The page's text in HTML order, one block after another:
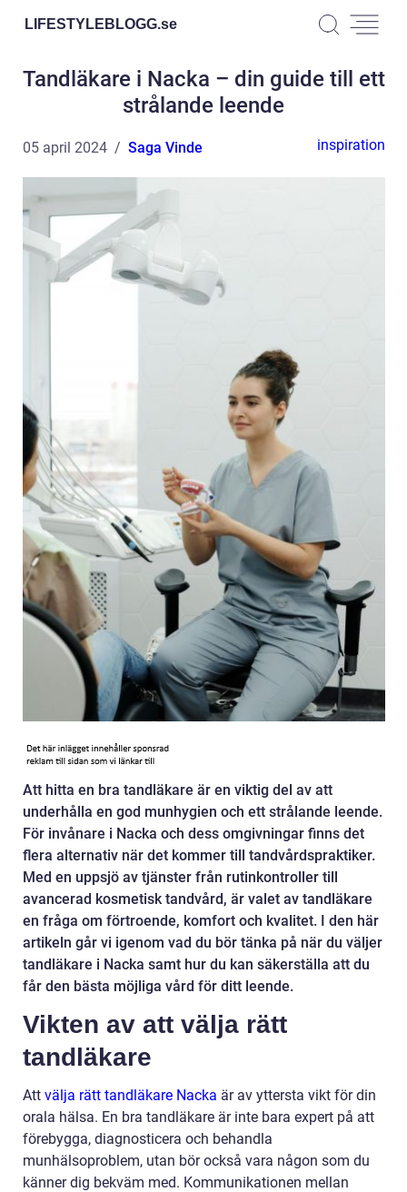
LIFESTYLEBLOGG.se
Tandläkare i Nacka – din guide till ett
strålande leende
05 april 2024 Saga Vinde inspiration
Att hitta en bra tandläkare är en viktig del av att
underhålla en god munhygien och ett strålande leende.
För invånare i Nacka och dess omgivningar finns det
flera alternativ när det kommer till tandvårdspraktiker.
Med en uppsjö av tjänster från rutinkontroller till
avancerad kosmetisk tandvård, är valet av tandläkare
en fråga om förtroende, komfort och kvalitet. I den här
artikeln går vi igenom vad du bör tänka på när du väljer
tandläkare i Nacka samt hur du kan säkerställa att du
får den bästa möjliga vård för ditt leende.
Vikten av att välja rätt
tandläkare
Att välja rätt tandläkare Nacka är av yttersta vikt för din
orala hälsa. En bra tandläkare är inte bara expert på att
förebygga, diagnosticera och behandla
munhälsoproblem, utan bör också vara någon som du
känner dig bekväm med. Kommunikationen mellan